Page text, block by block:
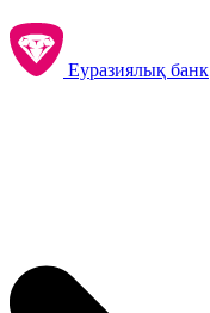
Еуразиялық банк